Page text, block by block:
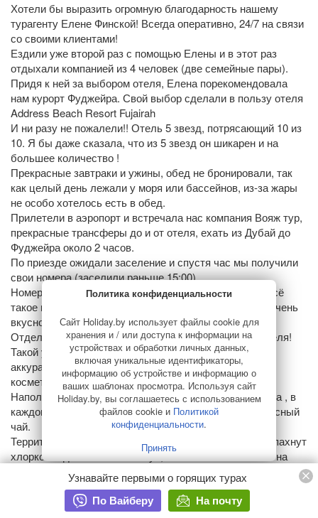
Хотели бы выразить огромную благодарность нашему
турагенту Елене Финской! Всегда оперативно, 24/7 на связи
со своими клиентами!
Ездили уже второй раз с помощью Елены и в этот раз
отдыхали компанией из 4 человек (две семейные пары).
Придя к ней за выбором отеля, Елена порекомендовала
нам курорт Фуджейра. Свой выбор сделали в пользу отеля
Address Beach Resort Fujairah
И ни разу не пожалели!! Отель 5 звезд, потрясающий 10 из
10. Я бы даже сказала, что из 5 звезд он шикарен и на
большее количество !
Прекрасные завтраки и ужины, обед не бронировали, так
как целый день лежали у моря или бассейнов, из-за жары
не особо хотелось есть в обед.
Прилетели в аэропорт и встречала нас компания Вояж тур,
прекрасные трансферы до и от отеля, ехать из Дубай до
Фуджейра около 2 часов.
По приезде ожидали заселение и спустя час мы получили
свои номера (заселили раньше 15:00).
Номера уютные, просторные, чистые, комфортные, всё
такое новое и аккуратное, по всей территории отеля очень
вкусно пахнет диффузорами !
Отдельное спасибо выражаем персоналу данного отеля!
Такой уборки номеров не видела никогда. Все вещи
аккуратно сложены, каждая баночка к баночке, вся
косметика карандаш к карандашу под линеечку !
Наполненность номера 10 из 10, помимо платного бара , в
каждом номере капсульные кофемашины и очень вкусный
чай.
Территория отеля аккуратная, бассейны чистые и не пахнут
хлоркой. Единственный минус, это нехватка лежаков на
пляже, возле бассейнов всегда свободные, а в 7:00 утра на
пляже мест уже не найдешь. Трансфер до Dubai mall от
отеля не ходит, мы арендовывали машину с водителем на
Узнавайте первыми о горящих турах
По Вайберу На почту
Политика конфиденциальности
Сайт Holiday.by использует файлы cookie для
хранения и / или доступа к информации на
устройствах и обработки личных данных,
включая уникальные идентификаторы,
информацию об устройстве и информацию о
ваших шаблонах просмотра. Используя сайт
Holiday.by, вы соглашаетесь с использованием
файлов cookie и Политикой
конфиденциальности.
Принять